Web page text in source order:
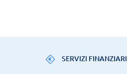
SERVIZI FINANZIARI